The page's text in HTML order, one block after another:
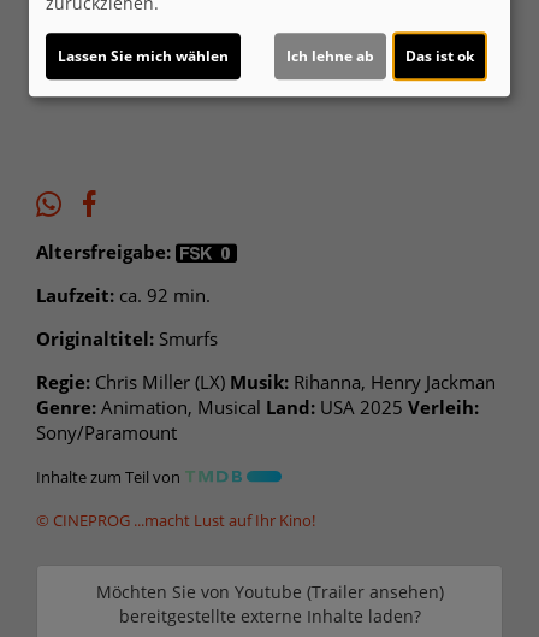
Ticket-Alarm
Altersfreigabe:
Laufzeit: ca. 92 min.
Originaltitel: Smurfs
Regie: Chris Miller (LX) Musik: Rihanna, Henry Jackman
Genre: Animation, Musical Land: USA 2025 Verleih:
Sony/Paramount
Inhalte zum Teil von
© CINEPROG ...macht Lust auf Ihr Kino!
Möchten Sie von Youtube (Trailer ansehen)
bereitgestellte externe Inhalte laden?
Lassen Sie mich wählen Ich lehne ab Das ist ok